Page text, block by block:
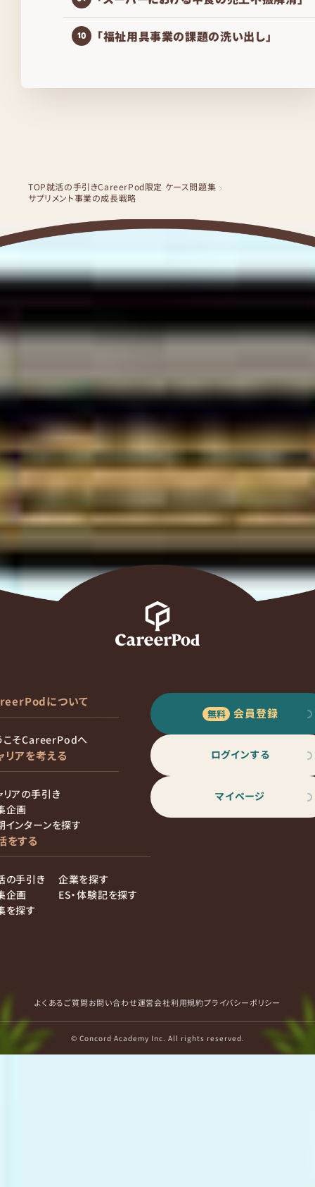
10 「福祉用具事業の課題の洗い出し」
TOP就活の手引きCareerPod限定 ケース問題集
サプリメント事業の成長戦略
について
こそCareerPodへ
リアを考える
リアの手引き
企画
インターンを探す
をする
の手引き
企画
を探す
企業を探す
ES・体験記を探す
会員登録
ログインする
マイページ
よくあるご質問お問い合わせ運営会社利用規約プライバシーポリシー
© Concord Academy Inc. All rights reserved.